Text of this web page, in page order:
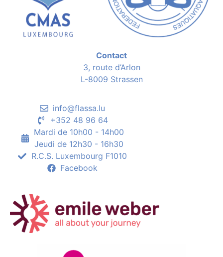
Contact
3, route d’Arlon
L-8009 Strassen
info@flassa.lu
+352 48 96 64
Mardi de 10h00 - 14h00
Jeudi de 12h30 - 16h30
R.C.S. Luxembourg F1010
Facebook